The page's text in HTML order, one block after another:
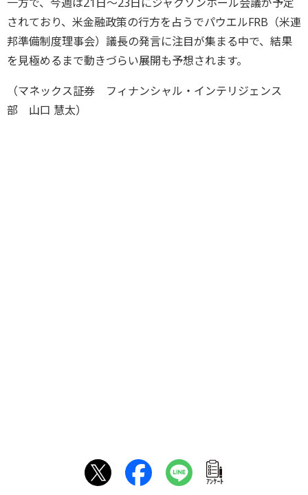
されており、米金融政策の行方を占うでパウエルFRB（米連
邦準備制度理事会）議長の発言に注目が集まる中で、結果
を見極めるまで動きづらい展開も予想されます。
（マネックス証券 フィナンシャル・インテリジェンス
部 山口 慧太）
ｱﾝｹｰﾄ